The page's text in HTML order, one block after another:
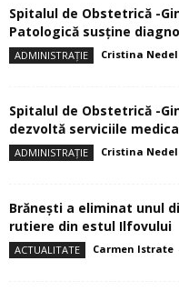
Spitalul de Obstetrică -
Patologică susţine
ADMINISTRAȚIE Cristina
Spitalul de Obstetrică -
dezvoltă serviciile
ADMINISTRAȚIE Cristina
Brănești a eliminat unul
rutiere din estul Ilfovului
ACTUALITATE Carmen Istrate